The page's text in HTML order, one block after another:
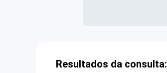
Resultados da consulta: